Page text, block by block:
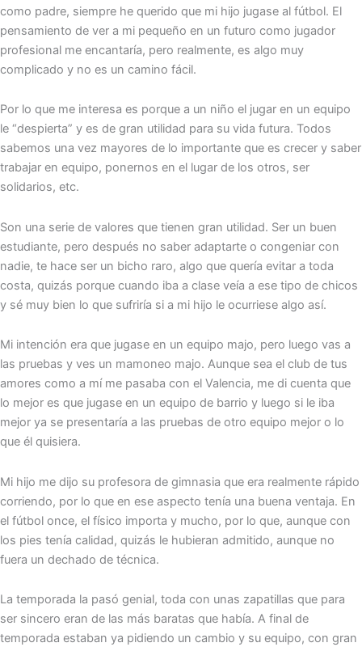
como padre, siempre he querido que mi hijo jugase al fútbol. El
pensamiento de ver a mi pequeño en un futuro como jugador
profesional me encantaría, pero realmente, es algo muy
complicado y no es un camino fácil.
Por lo que me interesa es porque a un niño el jugar en un equipo
le “despierta” y es de gran utilidad para su vida futura. Todos
sabemos una vez mayores de lo importante que es crecer y saber
trabajar en equipo, ponernos en el lugar de los otros, ser
solidarios, etc.
Son una serie de valores que tienen gran utilidad. Ser un buen
estudiante, pero después no saber adaptarte o congeniar con
nadie, te hace ser un bicho raro, algo que quería evitar a toda
costa, quizás porque cuando iba a clase veía a ese tipo de chicos
y sé muy bien lo que sufriría si a mi hijo le ocurriese algo así.
Mi intención era que jugase en un equipo majo, pero luego vas a
las pruebas y ves un mamoneo majo. Aunque sea el club de tus
amores como a mí me pasaba con el Valencia, me di cuenta que
lo mejor es que jugase en un equipo de barrio y luego si le iba
mejor ya se presentaría a las pruebas de otro equipo mejor o lo
que él quisiera.
Mi hijo me dijo su profesora de gimnasia que era realmente rápido
corriendo, por lo que en ese aspecto tenía una buena ventaja. En
el fútbol once, el físico importa y mucho, por lo que, aunque con
los pies tenía calidad, quizás le hubieran admitido, aunque no
fuera un dechado de técnica.
La temporada la pasó genial, toda con unas zapatillas que para
ser sincero eran de las más baratas que había. A final de
temporada estaban ya pidiendo un cambio y su equipo, con gran